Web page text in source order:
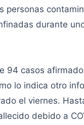
personas
durante
94 casos
lo indica otro
el viernes.
debido a